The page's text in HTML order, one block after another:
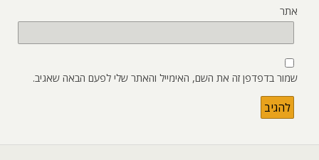
אתר
שמור בדפדפן זה את השם, האימייל והאתר שלי לפעם הבאה שאגיב.